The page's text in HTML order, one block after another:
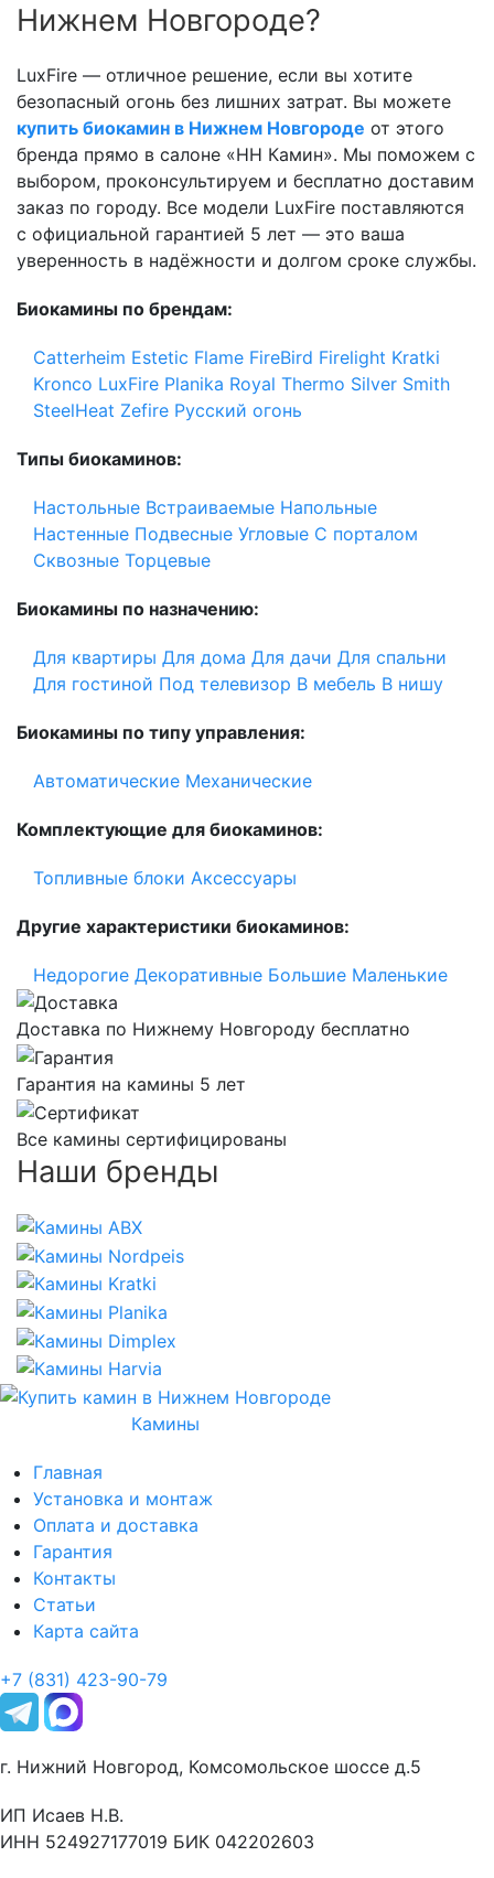
Нижнем Новгороде?
LuxFire — отличное решение, если вы хотите
безопасный огонь без лишних затрат. Вы можете
купить биокамин в Нижнем Новгороде от этого
бренда прямо в салоне «НН Камин». Мы поможем с
выбором, проконсультируем и бесплатно доставим
заказ по городу. Все модели LuxFire поставляются
с официальной гарантией 5 лет — это ваша
уверенность в надёжности и долгом сроке службы.
Биокамины по брендам:
Catterheim Estetic Flame FireBird Firelight Kratki
Kronco LuxFire Planika Royal Thermo Silver Smith
SteelHeat Zefire Русский огонь
Типы биокаминов:
Настольные Встраиваемые Напольные
Настенные Подвесные Угловые С порталом
Сквозные Торцевые
Биокамины по назначению:
Для квартиры Для дома Для дачи Для спальни
Для гостиной Под телевизор В мебель В нишу
Биокамины по типу управления:
Автоматические Механические
Комплектующие для биокаминов:
Топливные блоки Аксессуары
Другие характеристики биокаминов:
Недорогие Декоративные Большие Маленькие
Доставка по Нижнему Новгороду бесплатно
Гарантия на камины 5 лет
Все камины сертифицированы
Наши бренды
Камины
Главная
Установка и монтаж
Оплата и доставка
Гарантия
Контакты
Статьи
Карта сайта
+7 (831) 423-90-79
г. Нижний Новгород, Комсомольское шоссе д.5
ИП Исаев Н.В.
ИНН 524927177019 БИК 042202603